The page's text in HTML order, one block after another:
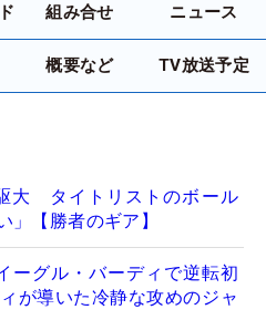
組み合せ ニュース
概要など TV放送予定
大 タイトリストのボール
」【勝者のギア】
ーグル・バーディで逆転初
が導いた冷静な攻めのジャ